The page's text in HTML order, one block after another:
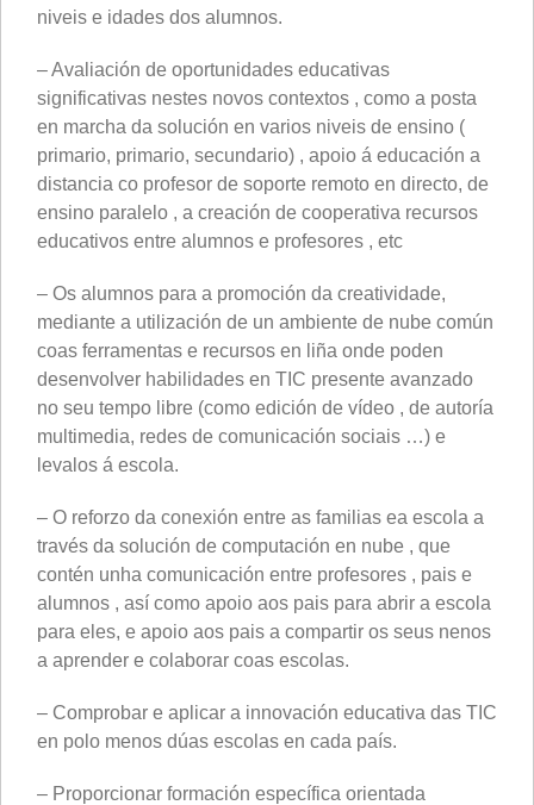
niveis e idades dos alumnos.
– Avaliación de oportunidades educativas
significativas nestes novos contextos , como a posta
en marcha da solución en varios niveis de ensino (
primario, primario, secundario) , apoio á educación a
distancia co profesor de soporte remoto en directo, de
ensino paralelo , a creación de cooperativa recursos
educativos entre alumnos e profesores , etc
– Os alumnos para a promoción da creatividade,
mediante a utilización de un ambiente de nube común
coas ferramentas e recursos en liña onde poden
desenvolver habilidades en TIC presente avanzado
no seu tempo libre (como edición de vídeo , de autoría
multimedia, redes de comunicación sociais …) e
levalos á escola.
– O reforzo da conexión entre as familias ea escola a
través da solución de computación en nube , que
contén unha comunicación entre profesores , pais e
alumnos , así como apoio aos pais para abrir a escola
para eles, e apoio aos pais a compartir os seus nenos
a aprender e colaborar coas escolas.
– Comprobar e aplicar a innovación educativa das TIC
en polo menos dúas escolas en cada país.
– Proporcionar formación específica orientada